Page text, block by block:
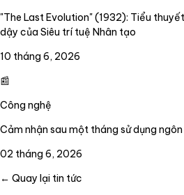
"The Last Evolution" (1932): Tiểu
dậy của Siêu trí tuệ Nhân tạo
10 tháng 6, 2026
📰
Công nghệ
Cảm nhận sau một tháng sử dụng
02 tháng 6, 2026
← Quay lại tin tức